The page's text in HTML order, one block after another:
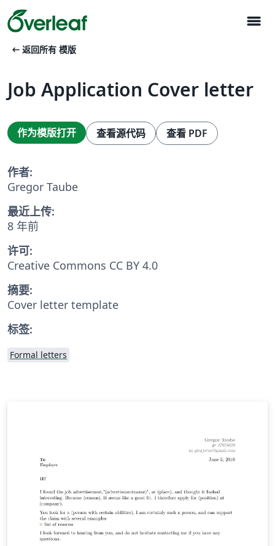
menu
arrow_left_alt 返回所有 模版
Job Application Cover letter
作为模版打开 查看源代码 查看 PDF
作者:
Gregor Taube
最近上传:
8 年前
许可:
Creative Commons CC BY 4.0
摘要:
Cover letter template
标签:
Formal letters